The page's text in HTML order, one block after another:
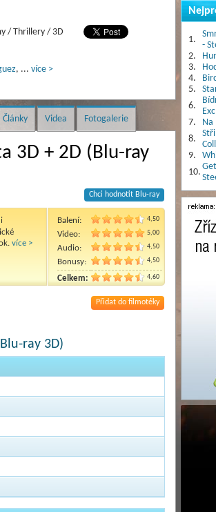
/ Thrillery / 3D
, ... více >
Články Videa Fotogalerie
3D + 2D (Blu-ray
Chci hodnotit Blu-ray
více >
Balení: 4,50
Video: 5,00
Audio: 4,50
Bonusy: 4,50
Celkem: 4,60
Přidat do filmotéky
ray 3D)
1.
-
2.
3.
4.
5.
6.
7.
Na
8.
9.
10.